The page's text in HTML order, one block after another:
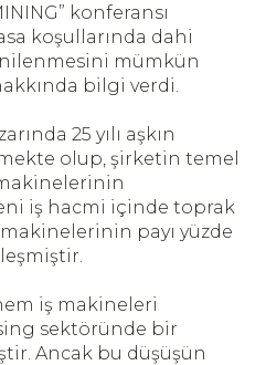
konferansı
koşullarında dahi
mümkün
bilgi verdi.
25 yılı aşkın
olup, şirketin temel
iş hacmi içinde toprak
payı yüzde
iş makineleri
sektöründe bir
Ancak bu düşüşün